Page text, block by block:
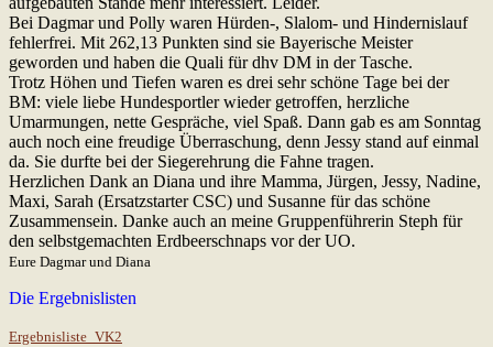
Bei Dagmar und Polly waren Hürden-, Slalom- und Hindernislauf
fehlerfrei. Mit 262,13 Punkten sind sie Bayerische Meister
geworden und haben die Quali für dhv DM in der Tasche.
Trotz Höhen und Tiefen waren es drei sehr schöne Tage bei der
BM: viele liebe Hundesportler wieder getroffen, herzliche
Umarmungen, nette Gespräche, viel Spaß. Dann gab es am Sonntag
auch noch eine freudige Überraschung, denn Jessy stand auf einmal
da. Sie durfte bei der Siegerehrung die Fahne tragen.
Herzlichen Dank an Diana und ihre Mamma, Jürgen, Jessy, Nadine,
Maxi, Sarah (Ersatzstarter CSC) und Susanne für das schöne
Zusammensein. Danke auch an meine Gruppenführerin Steph für
den selbstgemachten Erdbeerschnaps vor der UO.
Eure Dagmar und Diana
Die Ergebnislisten
Ergebnisliste_VK2